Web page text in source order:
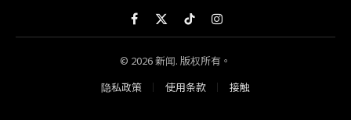
Facebook
X
(Twitter)
TikTokInstagram
© 2026 新闻. 版权所有。
隐私政策
使用条款 接触